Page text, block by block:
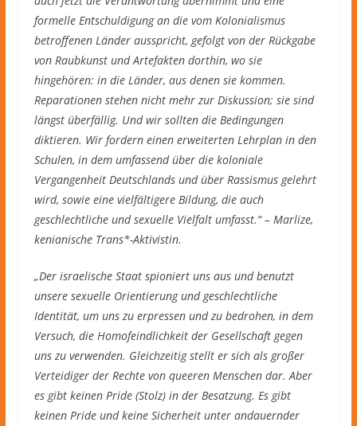
formelle Entschuldigung an die vom Kolonialismus
betroffenen Länder ausspricht, gefolgt von der Rückgabe
von Raubkunst und Artefakten dorthin, wo sie
hingehören: in die Länder, aus denen sie kommen.
Reparationen stehen nicht mehr zur Diskussion; sie sind
längst überfällig. Und wir sollten die Bedingungen
diktieren. Wir fordern einen erweiterten Lehrplan in den
Schulen, in dem umfassend über die koloniale
Vergangenheit Deutschlands und über Rassismus gelehrt
wird, sowie eine vielfältigere Bildung, die auch
geschlechtliche und sexuelle Vielfalt umfasst.“ – Marlize,
kenianische Trans*-Aktivistin.
„Der israelische Staat spioniert uns aus und benutzt
unsere sexuelle Orientierung und geschlechtliche
Identität, um uns zu erpressen und zu bedrohen, in dem
Versuch, die Homofeindlichkeit der Gesellschaft gegen
uns zu verwenden. Gleichzeitig stellt er sich als großer
Verteidiger der Rechte von queeren Menschen dar. Aber
es gibt keinen Pride (Stolz) in der Besatzung. Es gibt
keinen Pride und keine Sicherheit unter andauernder